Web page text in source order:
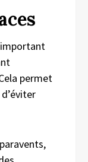
permet